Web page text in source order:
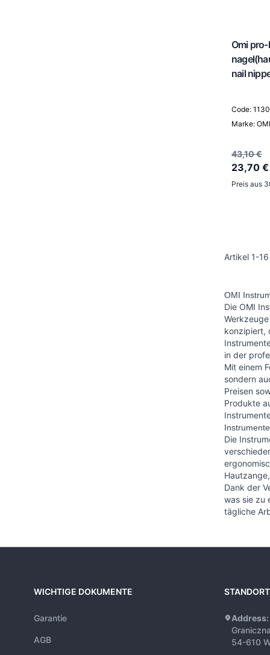
Omi
nail
Code:
Marke: OMI
43,10 €
23,70 €
Preis aus
Artikel 1-16
OMI
Die OMI
konzipiert,
in der
Mit einem
sondern
Preisen
Produkte
Die
Dank der
was sie zu
tägliche
WICHTIGE DOKUMENTE
Garantie
AGB
Address:
54-610